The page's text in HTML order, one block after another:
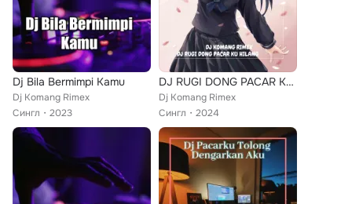
Dj Bila Bermimpi Kamu
Dj Komang Rimex
Сингл
2023
DJ RUGI DONG PACAR KU HILANG
Dj Komang Rimex
Сингл
2024